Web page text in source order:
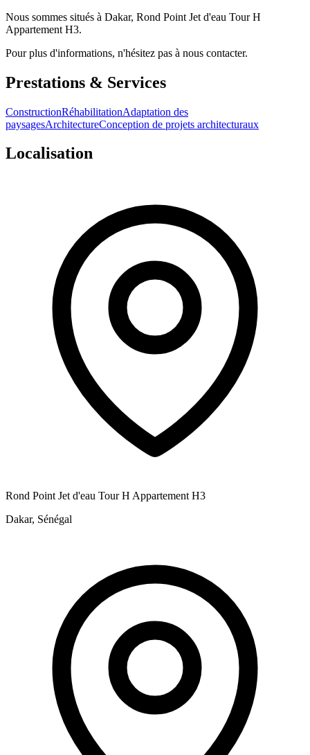
Nous sommes situés à Dakar, Rond Point Jet d'eau Tour H
Appartement H3.
Pour plus d'informations, n'hésitez pas à nous contacter.
Prestations & Services
ConstructionRéhabilitationAdaptation des
paysagesArchitectureConception de projets architecturaux
Localisation
Rond Point Jet d'eau Tour H Appartement H3
Dakar, Sénégal